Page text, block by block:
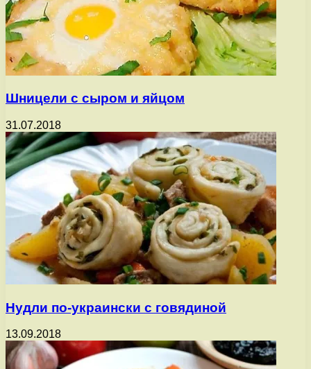
Шницели с сыром и яйцом
31.07.2018
Нудли по-украински с говядиной
13.09.2018